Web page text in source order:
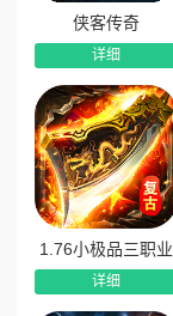
侠客传奇
详细
1.76小极品三职业
详细